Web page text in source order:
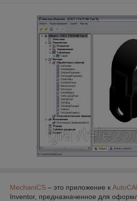
MechaniCS – это приложение к
Inventor, предназначенное для